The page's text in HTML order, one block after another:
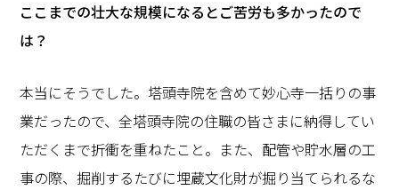
―――ここまでの壮大な規模になるとご苦労も多かったので
は？
本当にそうでした。塔頭寺院を含めて妙心寺一括りの事
業だったので、全塔頭寺院の住職の皆さまに納得してい
ただくまで折衝を重ねたこと。また、配管や貯水層の工
事の際、掘削するたびに埋蔵文化財が掘り当てられるな